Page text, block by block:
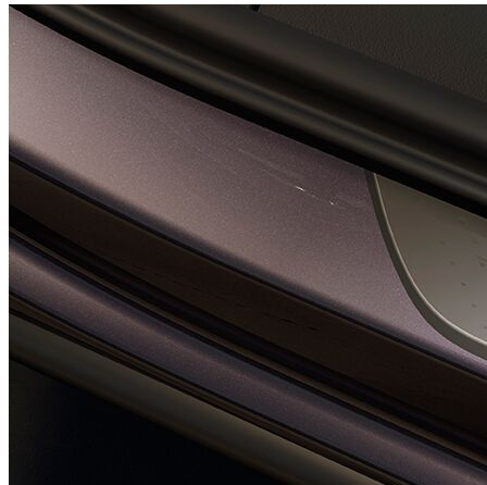
UPGRADE Paket Dinamica ohne DCC